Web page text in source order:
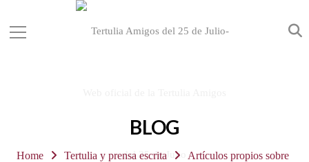
BLOG
Home Tertulia y prensa escrita
Artículos propios sobre